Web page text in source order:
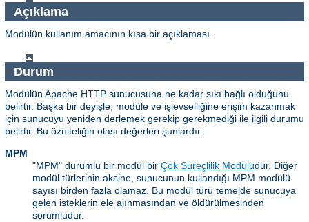
Açıklama
Modülün kullanım amacının kısa bir açıklaması.
Durum
Modülün Apache HTTP sunucusuna ne kadar sıkı bağlı olduğunu
belirtir. Başka bir deyişle, modüle ve işlevselliğine erişim kazanmak
için sunucuyu yeniden derlemek gerekip gerekmediği ile ilgili durumu
belirtir. Bu özniteliğin olası değerleri şunlardır:
MPM
"MPM" durumlu bir modül bir Çok Süreçlilik Modülüdür. Diğer
modül türlerinin aksine, sunucunun kullandığı MPM modülü
sayısı birden fazla olamaz. Bu modül türü temelde sunucuya
gelen isteklerin ele alınmasından ve öldürülmesinden
sorumludur.